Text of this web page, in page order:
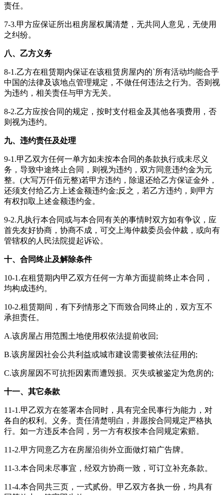
责任。
7-3.甲方应保证所出租房屋权属清楚，无共同人意见，无使用
之纠纷。
八、乙方义务
8-1.乙方在租赁期内保证在该租赁房屋内的`所有活动均能合乎
中国的法律及该地点管理规定，不做任何违法之行为。否则视
为违约，相关责任与甲方无关。
8-2.乙方应按合同的规定，按时支付租金及其他各项费用，否
则视为违约。
九、违约责任及处理
9-1.甲乙双方任何一单方如未按本合同的条款执行或未尽义
务，导致中途终止合同，则视为违约，双方同意违约金为元
整。(大写万仟佰元整)若甲方违约，除退还给乙方保证金外，
还须支付给乙方上述金额违约金;反之，若乙方违约，则甲方
有权扣取上述金额违约金。
9-2.凡执行本合同或与本合同有关的事情时双方如有争议，应
首先友好协商，协商不成，可交上海仲裁委员会仲裁，或向有
管辖权的人民法院提起诉讼。
十、合同终止及解除条件
10-1.在租赁期内甲乙双方任何一方单方面提前终止本合同，
均构成违约。
10-2.租赁期间，有下列情形之下而致合同终止的，双方互不
承担责任。
A.该房屋占用范围土地使用权依法提前收回;
B.该房屋因社会公共利益或城市建设需要被依法征用的;
C.该房屋因不可抗拒因素而遭毁损。灭失或被鉴定为危房的;
十一、其它条款
11-1.甲乙双方在签署本合同时，具有完全民事行为能力，对
各自的权利。义务。责任清楚明白，并愿按合同规定严格执
行。如一方违反本合同，另一方有权按本合同规定索赔。
11-2.甲方同意乙方在房屋沿街外立面做灯箱广告牌。
11-3.本合同未尽事宜，经双方协商一致，可订立补充条款。
11-4.本合同共三页，一式贰份。甲乙双方各执一份，均具有